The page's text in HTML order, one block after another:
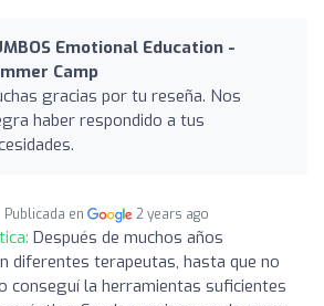
Emotional Education -
Camp
gracias por tu reseña. Nos
haber respondido a tus
Publicada en 2 years ago
Después de muchos años
diferentes terapeutas, hasta que no
conseguí la herramientas suficientes